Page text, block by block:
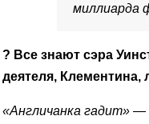
миллиарда
? Все знают сэра
деятеля, Клементина,
«Англичанка гадит» —